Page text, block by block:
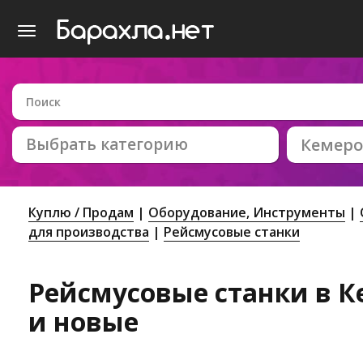
Выбрать категорию
Куплю / Продам Оборудование, Инструменты
для производства
Рейсмусовые станки
Рейсмусовые станки в
и новые